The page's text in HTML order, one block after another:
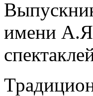
имени